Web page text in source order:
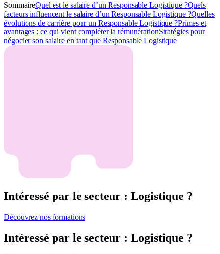
SommaireQuel est le salaire d’un Responsable Logistique ?Quels
facteurs influencent le salaire d’un Responsable Logistique ?Quelles
évolutions de carrière pour un Responsable Logistique ?Primes et
avantages : ce qui vient compléter la rémunérationStratégies pour
négocier son salaire en tant que Responsable Logistique
Intéressé par le secteur : Logistique ?
Découvrez nos formations
Intéressé par le secteur : Logistique ?